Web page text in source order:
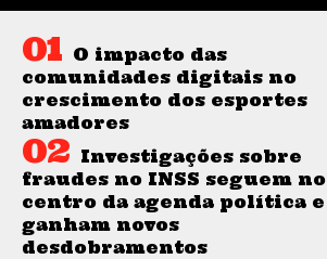
O impacto das
comunidades digitais no
crescimento dos esportes
amadores
Investigações sobre
fraudes no INSS seguem no
centro da agenda política e
ganham novos
desdobramentos